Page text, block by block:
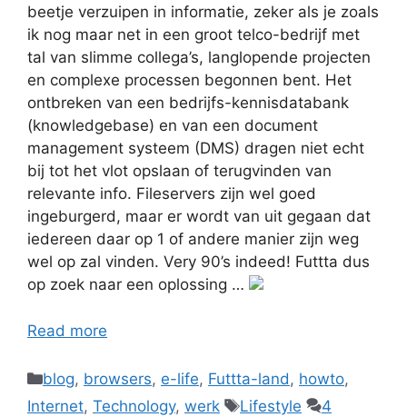
beetje verzuipen in informatie, zeker als je zoals
ik nog maar net in een groot telco-bedrijf met
tal van slimme collega’s, langlopende projecten
en complexe processen begonnen bent. Het
ontbreken van een bedrijfs-kennisdatabank
(knowledgebase) en van een document
management systeem (DMS) dragen niet echt
bij tot het vlot opslaan of terugvinden van
relevante info. Fileservers zijn wel goed
ingeburgerd, maar er wordt van uit gegaan dat
iedereen daar op 1 of andere manier zijn weg
wel op zal vinden. Very 90’s indeed! Futtta dus
op zoek naar een oplossing …
Read more
Categories
blog, browsers, e-life, Futtta-land, howto,
Internet, Technology, werk Tags
Lifestyle
4